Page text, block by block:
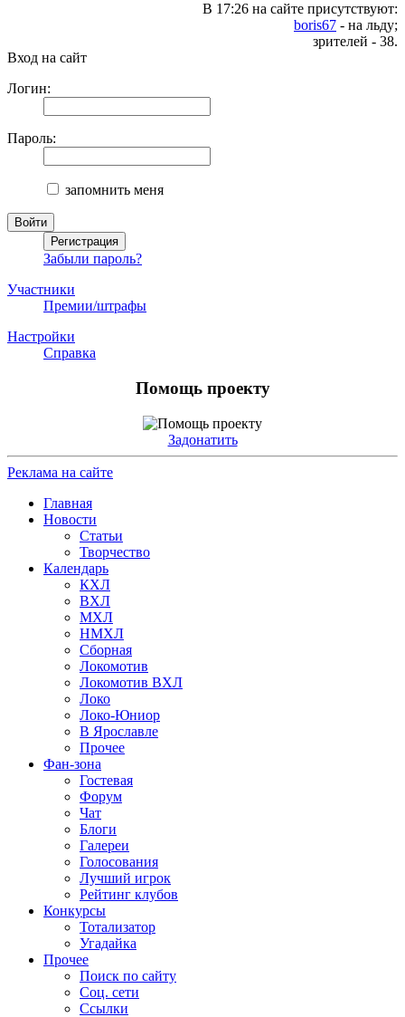
В 17:26 на сайте присутствуют:
boris67 - на льду;
зрителей - 38.
Вход на сайт
Логин:
Пароль:
запомнить меня
Забыли пароль?
Участники
Премии/штрафы
Настройки
Справка
Помощь проекту
Задонатить
Реклама на сайте
Главная
Новости
Статьи
Творчество
Календарь
КХЛ
ВХЛ
МХЛ
НМХЛ
Сборная
Локомотив
Локомотив ВХЛ
Локо
Локо-Юниор
В Ярославле
Прочее
Фан-зона
Гостевая
Форум
Чат
Блоги
Галереи
Голосования
Лучший игрок
Рейтинг клубов
Конкурсы
Тотализатор
Угадайка
Прочее
Поиск по сайту
Соц. сети
Ссылки